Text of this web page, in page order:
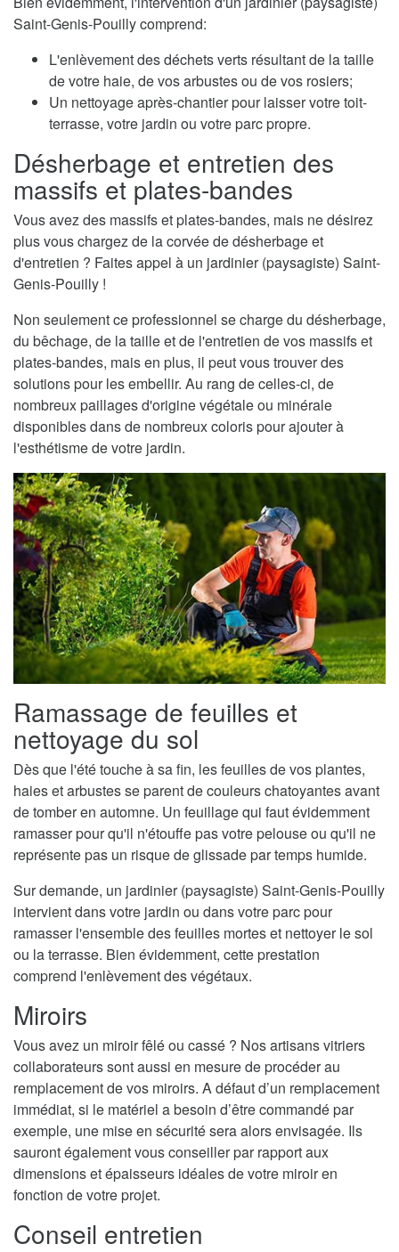
Saint-Genis-Pouilly comprend:
L'enlèvement des déchets verts résultant de la taille
de votre haie, de vos arbustes ou de vos rosiers;
Un nettoyage après-chantier pour laisser votre toit-
terrasse, votre jardin ou votre parc propre.
Désherbage et entretien des
massifs et plates-bandes
Vous avez des massifs et plates-bandes, mais ne désirez
plus vous chargez de la corvée de désherbage et
d'entretien ? Faites appel à un jardinier (paysagiste) Saint-
Genis-Pouilly !
Non seulement ce professionnel se charge du désherbage,
du bêchage, de la taille et de l'entretien de vos massifs et
plates-bandes, mais en plus, il peut vous trouver des
solutions pour les embellir. Au rang de celles-ci, de
nombreux paillages d'origine végétale ou minérale
disponibles dans de nombreux coloris pour ajouter à
l'esthétisme de votre jardin.
Ramassage de feuilles et
nettoyage du sol
Dès que l'été touche à sa fin, les feuilles de vos plantes,
haies et arbustes se parent de couleurs chatoyantes avant
de tomber en automne. Un feuillage qui faut évidemment
ramasser pour qu'il n'étouffe pas votre pelouse ou qu'il ne
représente pas un risque de glissade par temps humide.
Sur demande, un jardinier (paysagiste) Saint-Genis-Pouilly
intervient dans votre jardin ou dans votre parc pour
ramasser l'ensemble des feuilles mortes et nettoyer le sol
ou la terrasse. Bien évidemment, cette prestation
comprend l'enlèvement des végétaux.
Miroirs
Vous avez un miroir fêlé ou cassé ? Nos artisans vitriers
collaborateurs sont aussi en mesure de procéder au
remplacement de vos miroirs. A défaut d’un remplacement
immédiat, si le matériel a besoin d’être commandé par
exemple, une mise en sécurité sera alors envisagée. Ils
sauront également vous conseiller par rapport aux
dimensions et épaisseurs idéales de votre miroir en
fonction de votre projet.
Conseil entretien